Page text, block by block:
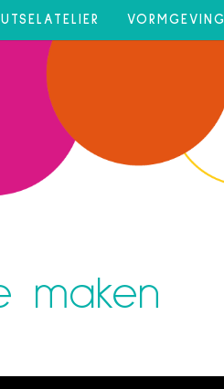
VORMGEVING
maken